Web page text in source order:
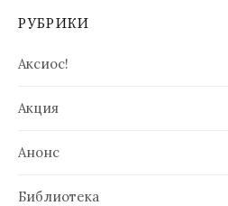
РУБРИКИ
Аксиос!
Акция
Анонс
Библиотека